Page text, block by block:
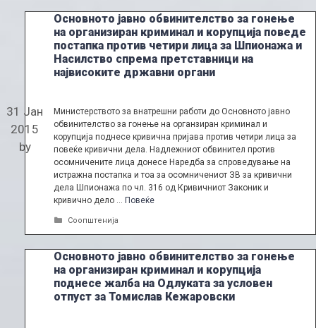
Основното јавно обвинителство за гонење
на организиран криминал и корупција поведе
постапка против четири лица за Шпионажа и
Насилство спрема претставници на
највисоките државни органи
31 Јан
2015
by
Министерството за внатрешни работи до Основното јавно
обвинителство за гонење на органзиран криминал и
корупција поднесе кривична пријава против четири лица за
повеќе кривични дела. Надлежниот обвинител против
осомничените лица донесе Наредба за спроведување на
истражна постапка и тоа за осомничениот ЗВ за кривични
дела Шпионажа по чл. 316 од Кривичниот Законик и
кривично дело … Повеќе
Categories
Соопштенија
Основното јавно обвинителство за гонење
на организиран криминал и корупција
поднесе жалба на Одлуката за условен
отпуст за Томислав Кежаровски